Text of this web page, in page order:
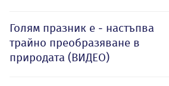
Голям празник е - настъпва
трайно преобразяване в
природата (ВИДЕО)